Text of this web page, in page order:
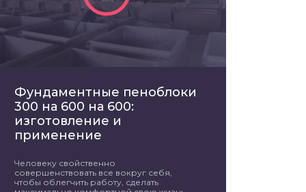
Фундаментные пеноблоки
300 на 600 на 600:
изготовление и
применение
Человеку свойственно
совершенствовать все вокруг себя,
чтобы облегчить работу, сделать